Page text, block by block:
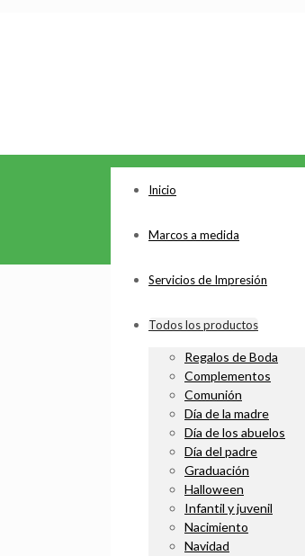
Inicio
Marcos a medida
Servicios de Impresión
Todos los productos
Regalos de Boda
Complementos
Comunión
Día de la madre
Día de los abuelos
Día del padre
Graduación
Halloween
Infantil y juvenil
Nacimiento
Navidad